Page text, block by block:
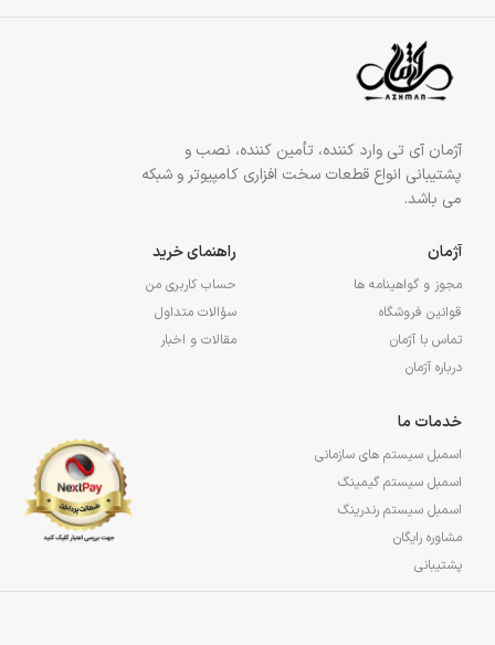
آژمان آی تی وارد کننده، تأمین کننده، نصب و
پشتیبانی انواع قطعات سخت افزاری کامپیوتر و شبکه
می باشد.
آژمان
مجوز و گواهینامه ها
قوانین فروشگاه
تماس با آژمان
درباره آژمان
راهنمای خرید
حساب کاربری من
سؤالات متداول
مقالات و اخبار
خدمات ما
اسمبل سیستم های سازمانی
اسمبل سیستم گیمینگ
اسمبل سیستم رندرینگ
مشاوره رایگان
پشتیبانی